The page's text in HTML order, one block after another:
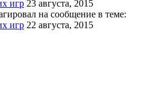
игр 23 августа, 2015
на сообщение в теме:
игр 22 августа, 2015